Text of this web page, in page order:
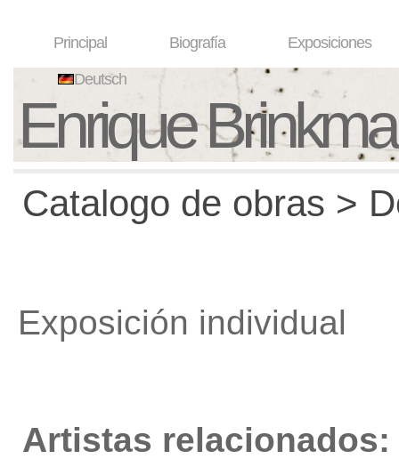
Principal Biografía Exposiciones
Deutsch
Enrique
Catalogo de obras >
Exposición individual
Artistas relacionados: